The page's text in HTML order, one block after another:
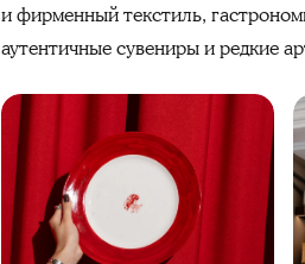
и фирменный текстиль,
аутентичные сувениры и редкие